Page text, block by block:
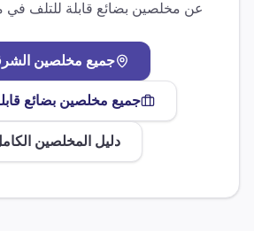
عن مخلصين بضائع قابلة للتلف في
جميع مخلصين
جميع مخلصين بضائع
دليل المخلصين